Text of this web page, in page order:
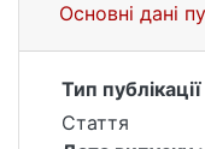
Основні дані
Тип публікації
Стаття